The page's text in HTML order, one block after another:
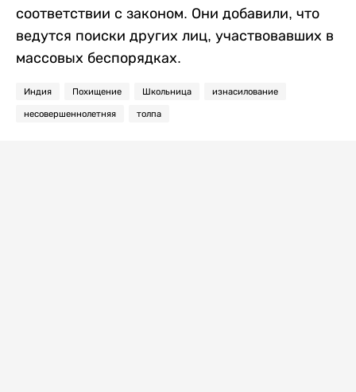
соответствии с законом. Они добавили, что
ведутся поиски других лиц, участвовавших в
массовых беспорядках.
Индия Похищение Школьница изнасилование
несовершеннолетняя толпа